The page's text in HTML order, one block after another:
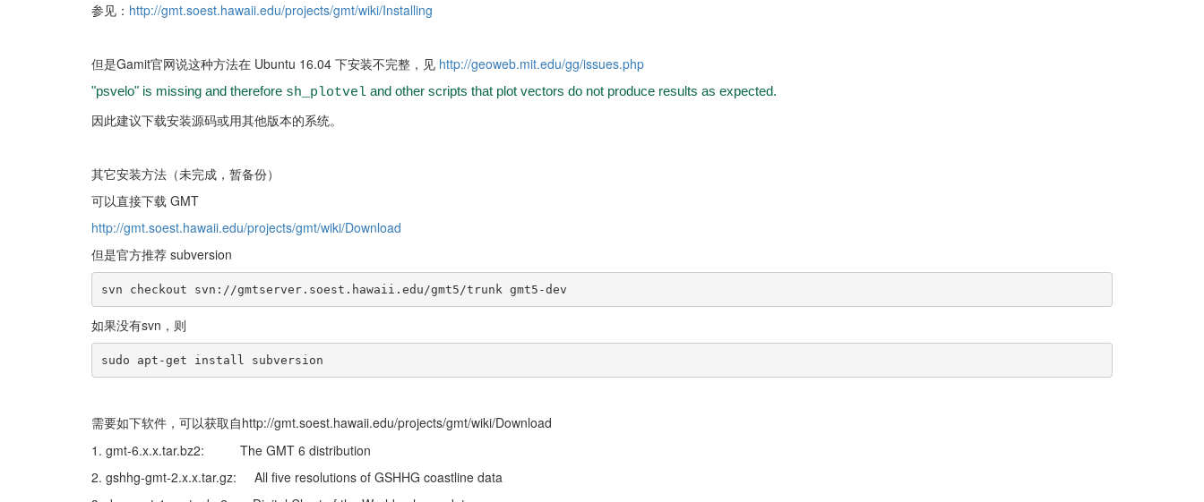
参见： http://gmt.soest.hawaii.edu/projects/gmt/wiki/Installing
但是Gamit官网说这种方法在 Ubuntu 16.04 下安装不完整，见 http://geoweb.mit.edu/gg/issues.php
"psvelo" is missing and therefore sh_plotvel and other scripts that plot vectors do not produce results as expected.
因此建议下载安装源码或用其他版本的系统。
其它安装方法（未完成，暂备份）
可以直接下载 GMT
http://gmt.soest.hawaii.edu/projects/gmt/wiki/Download
但是官方推荐 subversion
svn checkout svn://gmtserver.soest.hawaii.edu/gmt5/trunk gmt5-dev
如果没有svn，则
sudo apt-get install subversion
需要如下软件，可以获取自http://gmt.soest.hawaii.edu/projects/gmt/wiki/Download
1. gmt-6.x.x.tar.bz2: The GMT 6 distribution
2. gshhg-gmt-2.x.x.tar.gz: All five resolutions of GSHHG coastline data